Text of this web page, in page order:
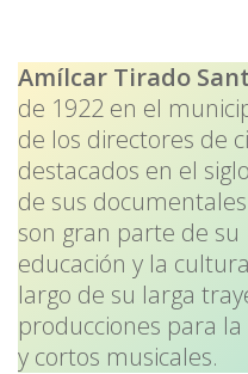
Amílcar Tirado
de 1922 en el
de los directores de
destacados en el
de sus
son gran parte de
educación y la
largo de su larga
producciones para
y cortos musicales.